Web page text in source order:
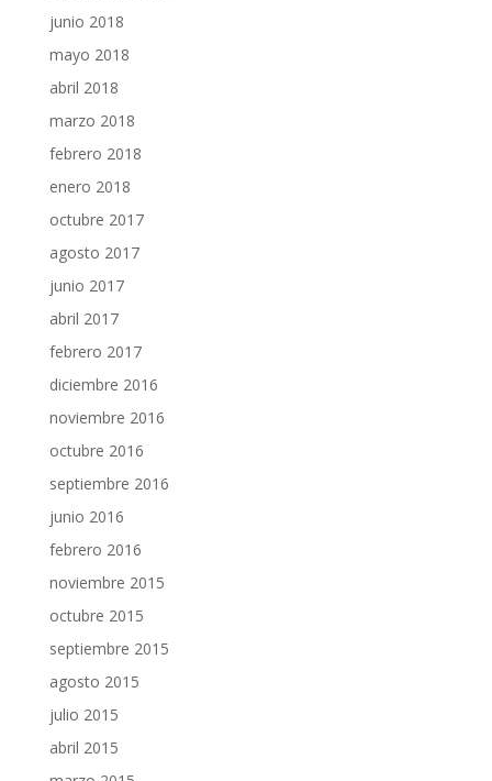
junio 2018
mayo 2018
abril 2018
marzo 2018
febrero 2018
enero 2018
octubre 2017
agosto 2017
junio 2017
abril 2017
febrero 2017
diciembre 2016
noviembre 2016
octubre 2016
septiembre 2016
junio 2016
febrero 2016
noviembre 2015
octubre 2015
septiembre 2015
agosto 2015
julio 2015
abril 2015